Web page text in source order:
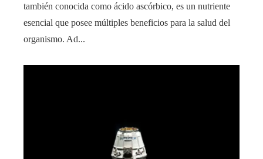
también conocida como ácido ascórbico, es un nutriente
esencial que posee múltiples beneficios para la salud del
organismo. Ad...